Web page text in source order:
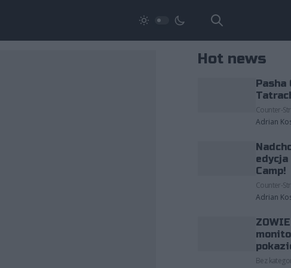
Hot news
Pasha
Counter-
Adrian
edycja
Camp!
Counter-
Adrian
Bez